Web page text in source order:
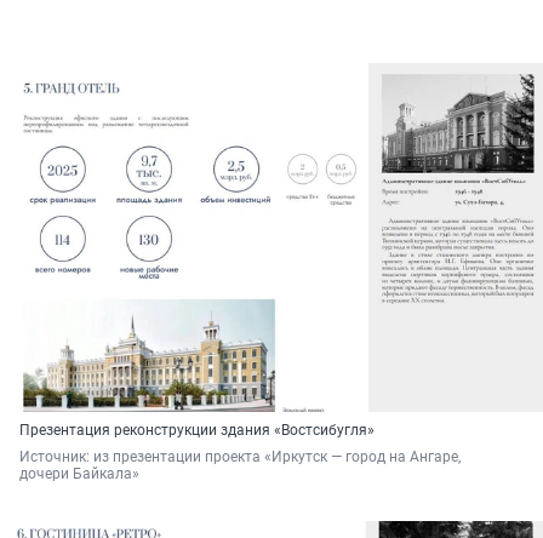
Презентация реконструкции здания «Востсибугля»
Источник: из презентации проекта «Иркутск — город на Ангаре,
дочери Байкала»